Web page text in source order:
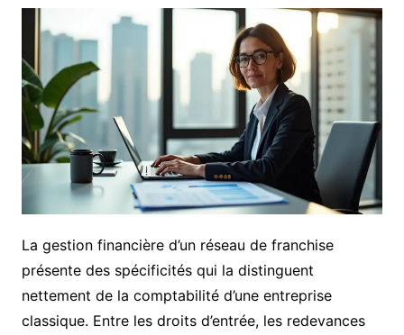
La gestion financière d’un réseau de franchise
présente des spécificités qui la distinguent
nettement de la comptabilité d’une entreprise
classique. Entre les droits d’entrée, les redevances